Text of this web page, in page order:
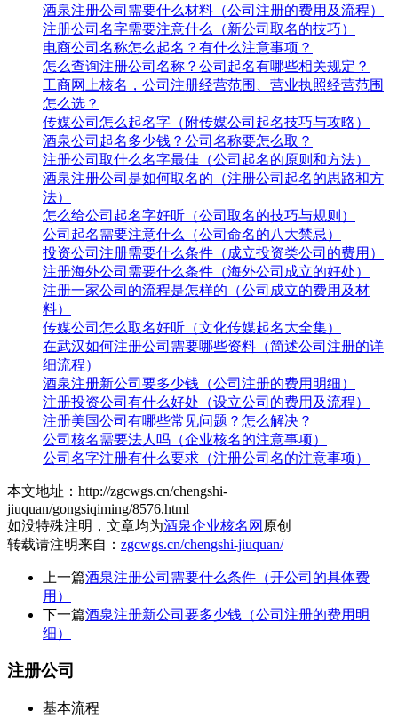
酒泉注册公司需要什么材料（公司注册的费用及流程）
注册公司名字需要注意什么（新公司取名的技巧）
电商公司名称怎么起名？有什么注意事项？
怎么查询注册公司名称？公司起名有哪些相关规定？
工商网上核名，公司注册经营范围、营业执照经营范围
怎么选？
传媒公司怎么起名字（附传媒公司起名技巧与攻略）
酒泉公司起名多少钱？公司名称要怎么取？
注册公司取什么名字最佳（公司起名的原则和方法）
酒泉注册公司是如何取名的（注册公司起名的思路和方
法）
怎么给公司起名字好听（公司取名的技巧与规则）
公司起名需要注意什么（公司命名的八大禁忌）
投资公司注册需要什么条件（成立投资类公司的费用）
注册海外公司需要什么条件（海外公司成立的好处）
注册一家公司的流程是怎样的（公司成立的费用及材
料）
传媒公司怎么取名好听（文化传媒起名大全集）
在武汉如何注册公司需要哪些资料（简述公司注册的详
细流程）
酒泉注册新公司要多少钱（公司注册的费用明细）
注册投资公司有什么好处（设立公司的费用及流程）
注册美国公司有哪些常见问题？怎么解决？
公司核名需要法人吗（企业核名的注意事项）
公司名字注册有什么要求（注册公司名的注意事项）
本文地址：http://zgcwgs.cn/chengshi-
jiuquan/gongsiqiming/8576.html
如没特殊注明，文章均为酒泉企业核名网 原创
转载请注明来自： zgcwgs.cn/chengshi-jiuquan/
上一篇酒泉注册公司需要什么条件（开公司的具体费
用）
下一篇酒泉注册新公司要多少钱（公司注册的费用明
细）
注册公司
基本流程